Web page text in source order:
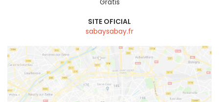
Grátis
SITE OFICIAL
sabaysabay.fr